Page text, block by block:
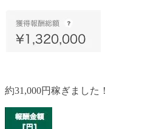
約31,000円稼ぎました！